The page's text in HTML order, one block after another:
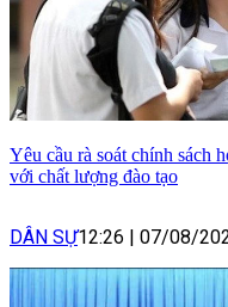
Yêu cầu rà soát chính sách
với chất lượng đào tạo
DÂN SỰ12:26 | 07/08/